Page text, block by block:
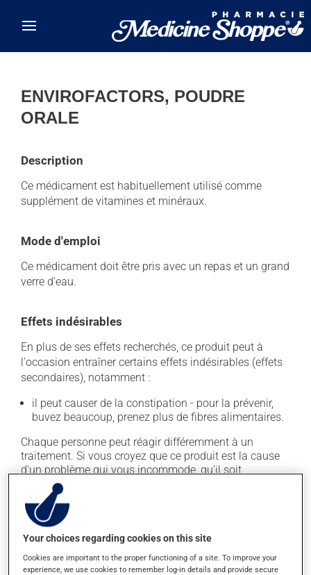
ENVIROFACTORS, POUDRE
ORALE
Description
Ce médicament est habituellement utilisé comme
supplément de vitamines et minéraux.
Mode d'emploi
Ce médicament doit être pris avec un repas et un grand
verre d'eau.
Effets indésirables
En plus de ses effets recherchés, ce produit peut à
l'occasion entraîner certains effets indésirables (effets
secondaires), notamment :
il peut causer de la constipation - pour la prévenir,
buvez beaucoup, prenez plus de fibres alimentaires.
Chaque personne peut réagir différemment à un
traitement. Si vous croyez que ce produit est la cause
d'un problème qui vous incommode, qu'il soit
mentionné ici ou non, discutez-en avec votre
professionnel(le) de la santé. Il ou elle peut vous aider
à déterminer si votre traitement en est effectivement la
cause et, au besoin, vous aider à bien gérer la situation.
Conservation
Your choices regarding cookies on this site
Cookies are important to the proper functioning of a site. To improve your
experience, we use cookies to remember log-in details and provide secure